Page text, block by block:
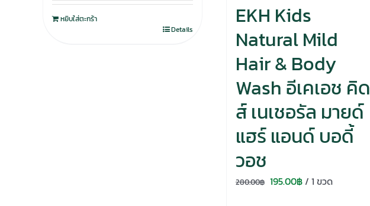
หยิบใส่ตะกร้า
Details
EKH Kids
Natural Mild
Hair & Body
Wash อีเคเอช คิด
ส์ เนเชอรัล มายด์
แฮร์ แอนด์ บอดี้
วอช
280.00฿ Original
195.00฿Current
/ 1 ขวด